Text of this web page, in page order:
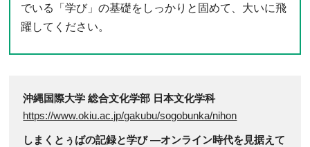
でいる「学び」の基礎をしっかりと固めて、大いに飛
躍してください。
沖縄国際大学 総合文化学部 日本文化学科
https://www.okiu.ac.jp/gakubu/sogobunka/nihon
しまくとぅばの記録と学び ―オンライン時代を見据えて